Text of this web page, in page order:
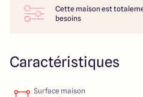
Cette maison est
besoins
Caractéristiques
Surface maison